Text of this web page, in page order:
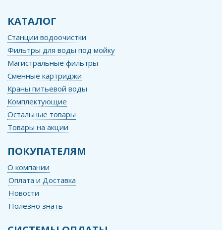
КАТАЛОГ
Станции водоочистки
Фильтры для воды под мойку
Магистральные фильтры
Сменные картриджи
Краны питьевой воды
Комплектующие
Остальные товары
Товары на акции
ПОКУПАТЕЛЯМ
О компании
Оплата и Доставка
Новости
Полезно знать